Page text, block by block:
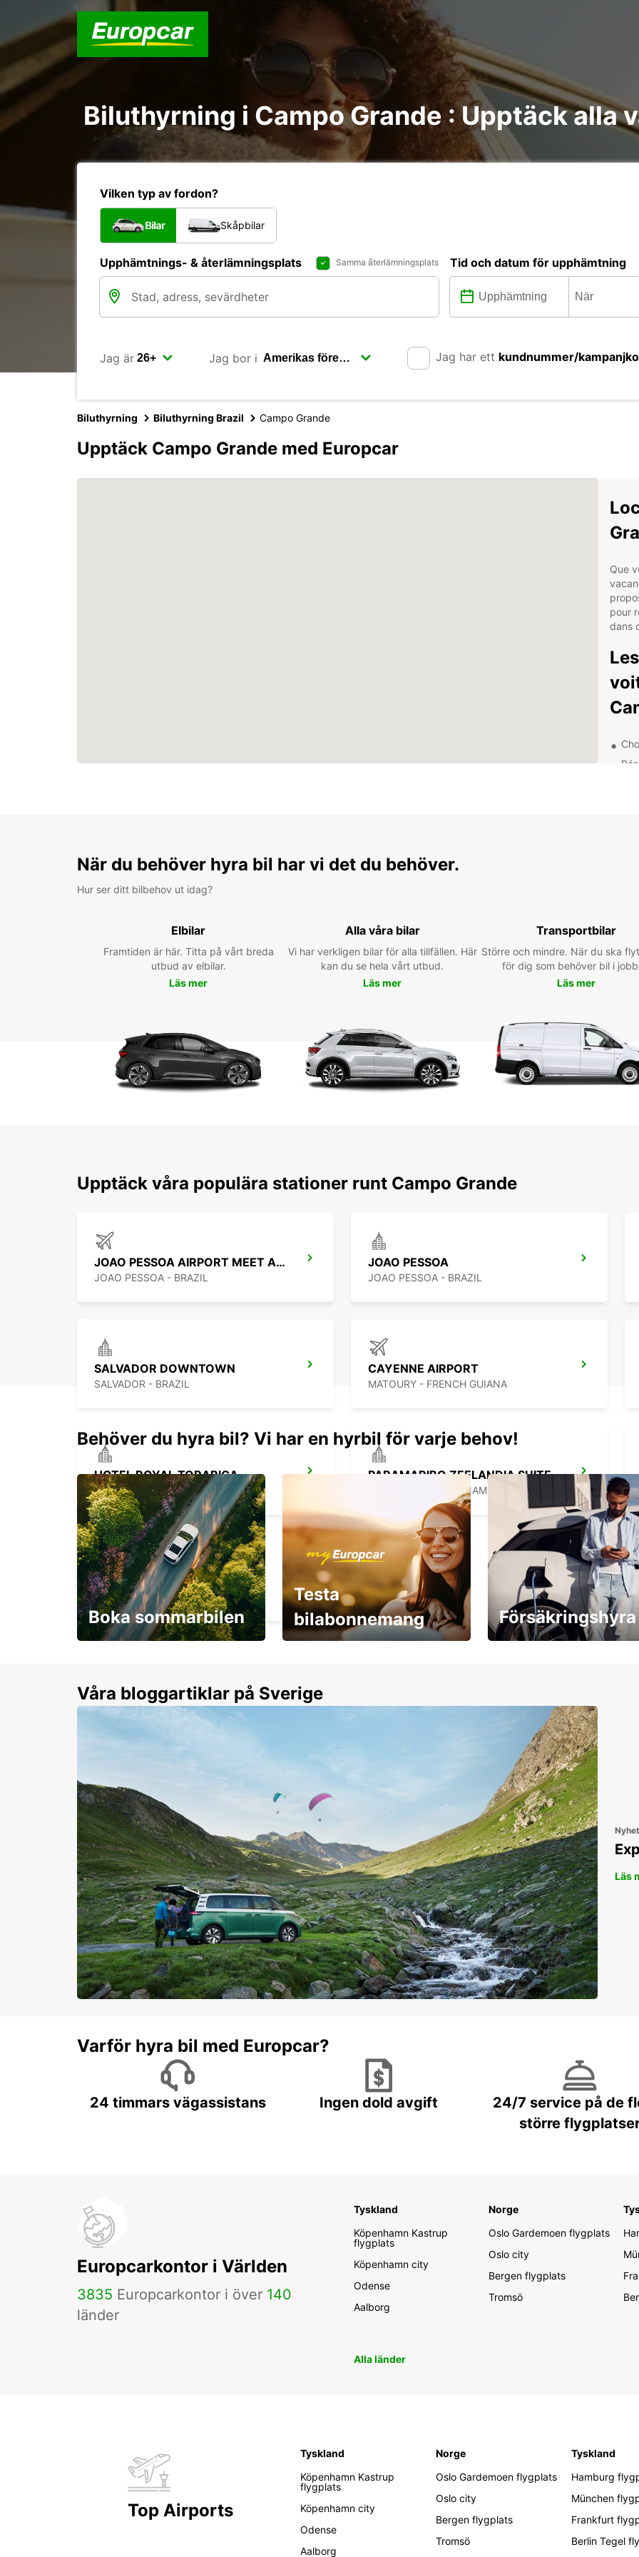
Biluthyrning i Campo Grande : Upptäck alla
Vilken typ av fordon?
Bilar Skåpbilar
Upphämtnings- & återlämningsplats Samma återlämningsplats Tid och datum för upphämtning
Jag är Jag bor i Jag har ett kundnummer/
Biluthyrning Biluthyrning Brazil Campo Grande
Upptäck Campo Grande med Europcar
Que
pour
dans
des
Avec
durée
Ne
När du behöver hyra bil har vi det du behöver.
Hur ser ditt bilbehov ut idag?
Elbilar
Framtiden är här. Titta på vårt breda
utbud av elbilar.
Läs mer
Alla våra bilar
Vi har verkligen bilar för alla tillfällen. Här
kan du se hela vårt utbud.
Läs mer
Transportbilar
Större och mindre. När du ska
för dig som behöver bil i
Läs mer
Upptäck våra populära stationer runt Campo Grande
JOAO PESSOA AIRPORT MEET AND GREET
JOAO PESSOA - BRAZIL
JOAO PESSOA
JOAO PESSOA - BRAZIL
SALVADOR DOWNTOWN
SALVADOR - BRAZIL
CAYENNE AIRPORT
MATOURY - FRENCH GUIANA
HOTEL ROYAL TORARICA
PARAMARIBO - SURINAME
PARAMARIBO ZEELANDIA SUITES HOTEL
PARAMARIBO - SURINAME
ZORG EN HOOP AIRPORT
PARAMARIBO - SURINAME
Behöver du hyra bil? Vi har en hyrbil för varje behov!
Boka sommarbilen
Testa
bilabonnemang
Försäkringshyra
Våra bloggartiklar på Sverige
Nyhet
Läs
Varför hyra bil med Europcar?
24 timmars vägassistans Ingen dold avgift
24/7 service på de
större
Europcarkontor i Världen
3835 Europcarkontor i över 140
länder
Tyskland
Köpenhamn Kastrup
flygplats
Köpenhamn city
Odense
Aalborg
Norge
Oslo Gardemoen flygplats
Oslo city
Bergen flygplats
Tromsö
Alla länder
Top Airports
Tyskland
Köpenhamn Kastrup
flygplats
Köpenhamn city
Odense
Aalborg
Norge
Oslo Gardemoen flygplats
Oslo city
Bergen flygplats
Tromsö
Tyskland
Hamburg
München
Frankfurt
Berlin Tegel